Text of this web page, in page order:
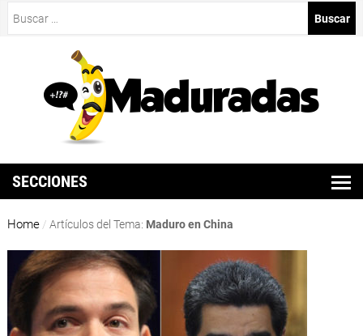
SECCIONES
Home / Artículos del Tema: Maduro en China